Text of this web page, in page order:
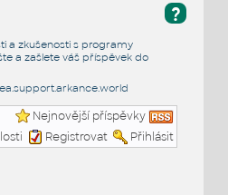
?
a zkušenosti s programy
a zašlete váš příspěvek do
Nejnovější příspěvky
Registrovat Přihlásit